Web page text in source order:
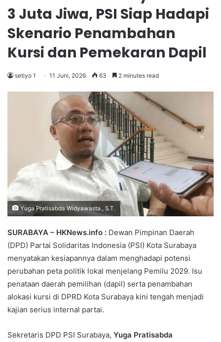
3 Juta Jiwa, PSI Siap Hadapi
Skenario Penambahan
Kursi dan Pemekaran Dapil
setiyo 1 11 Juni, 2026 63 2 minutes read
Yuga Pratisabda Widyawasta., S.T.
SURABAYA – HKNews.info : Dewan Pimpinan Daerah
(DPD) Partai Solidaritas Indonesia (PSI) Kota Surabaya
menyatakan kesiapannya dalam menghadapi potensi
perubahan peta politik lokal menjelang Pemilu 2029. Isu
penataan daerah pemilihan (dapil) serta penambahan
alokasi kursi di DPRD Kota Surabaya kini tengah menjadi
kajian serius internal partai.
Sekretaris DPD PSI Surabaya, Yuga Pratisabda